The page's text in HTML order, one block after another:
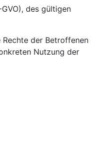
des gültigen
der Betroffenen
Nutzung der